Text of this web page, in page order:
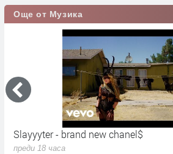
Още от Музика
Slayyyter - brand new chanel$
преди 18 часа